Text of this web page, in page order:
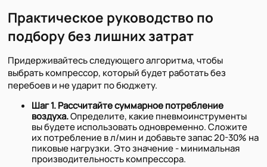
Практическое руководство по
подбору без лишних затрат
Придерживайтесь следующего алгоритма, чтобы
выбрать компрессор, который будет работать без
перебоев и не ударит по бюджету.
Шаг 1. Рассчитайте суммарное потребление
воздуха.Определите, какие пневмоинструменты
вы будете использовать одновременно. Сложите
их потребление в л/мин и добавьте запас 20-30% на
пиковые нагрузки. Это значение - минимальная
производительность компрессора.